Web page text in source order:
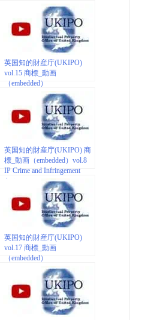
英国知的財産庁(UKIPO)
vol.15 商標_動画
（embedded）
英国知的財産庁(UKIPO) 商
標_動画（embedded）vol.8
IP Crime and Infringement
Animation
英国知的財産庁(UKIPO)
vol.17 商標_動画
（embedded）